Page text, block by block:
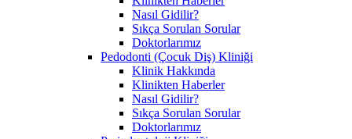
Nasıl Gidilir?
Sıkça Sorulan Sorular
Doktorlarımız
Pedodonti (Çocuk Diş) Kliniği
Klinik Hakkında
Klinikten Haberler
Nasıl Gidilir?
Sıkça Sorulan Sorular
Doktorlarımız